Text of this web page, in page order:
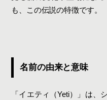
も、この伝説の特徴です。
名前の由来と意味
「イエティ（Yeti）」は、